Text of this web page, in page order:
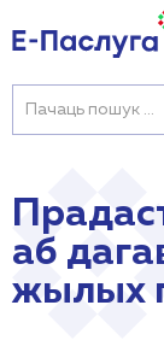
аб
жылых